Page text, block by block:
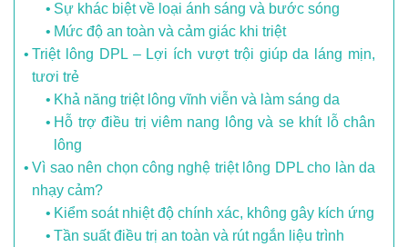
Sự khác biệt về loại ánh sáng và bước sóng
Mức độ an toàn và cảm giác khi triệt
Triệt lông DPL – Lợi ích vượt trội giúp da láng mịn,
tươi trẻ
Khả năng triệt lông vĩnh viễn và làm sáng da
Hỗ trợ điều trị viêm nang lông và se khít lỗ chân
lông
Vì sao nên chọn công nghệ triệt lông DPL cho làn da
nhạy cảm?
Kiểm soát nhiệt độ chính xác, không gây kích ứng
Tần suất điều trị an toàn và rút ngắn liệu trình